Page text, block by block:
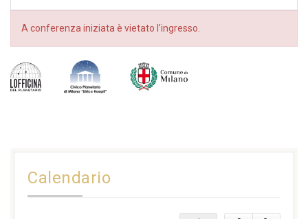
A conferenza iniziata è vietato l’ingresso.
Calendario